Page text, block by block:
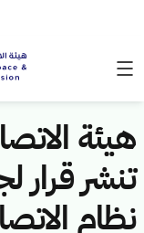
هيئة
تنشر قرار
نظام